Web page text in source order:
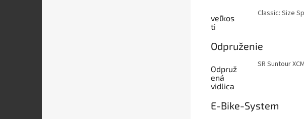
veľkos
ti
Classic: Size
Odpruženie
Odpruž
ená
vidlica
SR Suntour
E-Bike-System